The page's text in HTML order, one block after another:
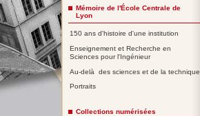
Mémoire de l'École Centrale de
Lyon
150 ans d'histoire d'une institution
Enseignement et Recherche en
Sciences pour l'Ingénieur
Au-delà des sciences et de la technique
Portraits
Collections numérisées